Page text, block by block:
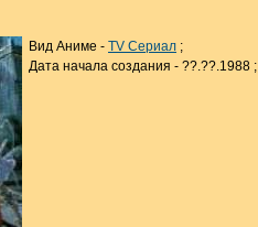
Вид Аниме - TV Сериал ;
Дата начала создания - ??.??.1988 ;